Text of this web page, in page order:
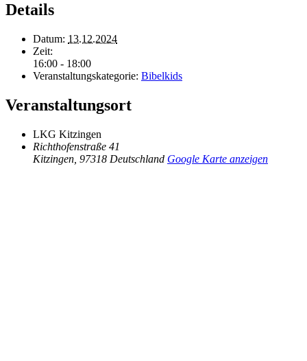
Details
Datum: 13.12.2024
Zeit:
16:00 - 18:00
Veranstaltungskategorie: Bibelkids
Veranstaltungsort
LKG Kitzingen
Richthofenstraße 41
Kitzingen 97318 Deutschland Google Karte anzeigen